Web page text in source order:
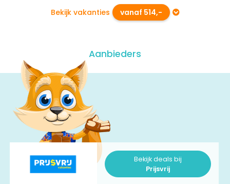
Bekijk vakanties vanaf 514,-
Aanbieders
Bekijk deals bij
Prijsvrij